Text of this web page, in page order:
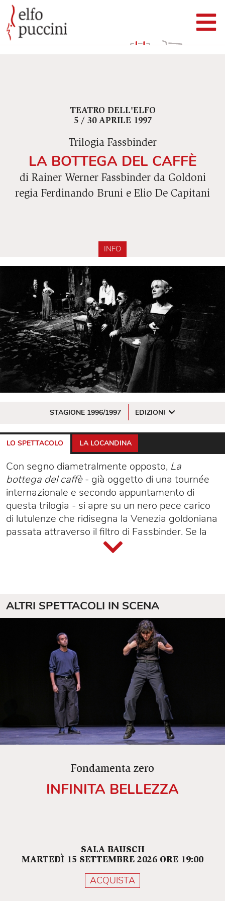
TEATRO DELL'ELFO
5 / 30 APRILE 1997
Trilogia Fassbinder
LA BOTTEGA DEL CAFFÈ
di Rainer Werner Fassbinder da Goldoni
regia Ferdinando Bruni e Elio De Capitani
INFO
STAGIONE 1996/1997 EDIZIONI
LO SPETTACOLO LA LOCANDINA
Con segno diametralmente opposto, La
bottega del caffè- già oggetto di una tournée
internazionale e secondo appuntamento di
questa trilogia - si apre su un nero pece carico
di lutulenze che ridisegna la Venezia goldoniana
passata attraverso il filtro di Fassbinder. Se la
commedia conserva l'intelaiatura del testo
cannibalismo delle relazioni umane avviene
all'insegna del mercimonio e della violenza. La
comicità di Goldoni si fa sarcasmo. Nessuno
esce assolto da questo microcosmo che tutto
inghiotte e riduce ai suoi minimi termini. Nella
grande vasca d'acqua fangosa progettata da
Carlo Sala si agita il corteo di Finti Conti, finte
ballerine, finti ingenui, ladri, bari, calunniatori
interpretato da una compagnia che ritrova una
graffiante esuberanza nella messinscena di
questa commedia nera.
ALTRI SPETTACOLI IN SCENA
Fondamenta zero
INFINITA BELLEZZA
SALA BAUSCH
MARTEDÌ 15 SETTEMBRE 2026 ORE 19:00
ACQUISTA